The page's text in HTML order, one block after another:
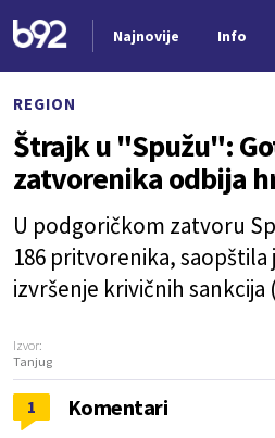
Najnovije Info
REGION
Štrajk u "Spužu":
zatvorenika odbija
U podgoričkom zatvoru
186 pritvorenika, saopštila
izvršenje krivičnih sankcija
Izvor:
Tanjug
1 Komentari